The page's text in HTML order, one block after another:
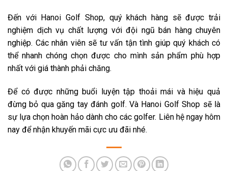
Đến với Hanoi Golf Shop, quý khách hàng sẽ được trải
nghiệm dịch vụ chất lượng với đội ngũ bán hàng chuyên
nghiệp. Các nhân viên sẽ tư vấn tận tình giúp quý khách có
thể nhanh chóng chọn được cho mình sản phẩm phù hợp
nhất với giá thành phải chăng.
Để có được những buổi luyện tập thoải mái và hiệu quả
đừng bỏ qua găng tay đánh golf. Và Hanoi Golf Shop sẽ là
sự lựa chọn hoàn hảo dành cho các golfer. Liên hệ ngay hôm
nay để nhận khuyến mãi cực ưu đãi nhé.